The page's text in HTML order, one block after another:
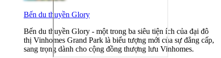
Bến du thuyền Glory
Bến du thuyền Glory - một trong ba siêu tiện ích của đại đô
thị Vinhomes Grand Park là biểu tượng mới của sự đẳng cấp,
sang trọng dành cho cộng đồng thượng lưu Vinhomes.